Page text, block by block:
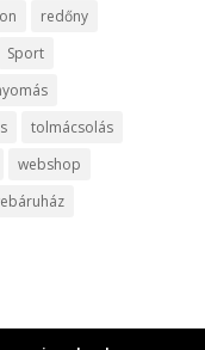
redőny
Sport
tolmácsolás
webshop